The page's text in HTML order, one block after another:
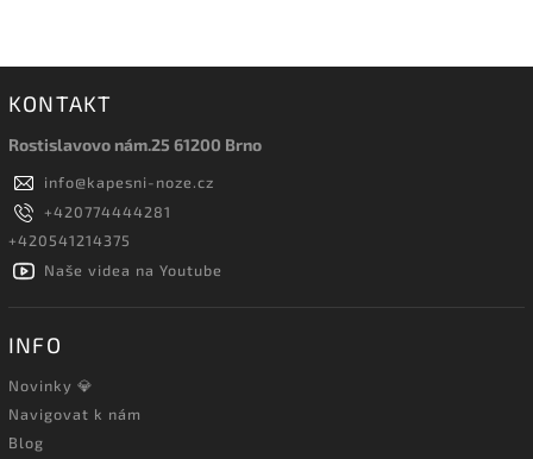
KONTAKT
Rostislavovo nám.25 61200 Brno
info@kapesni-noze.cz
+420774444281
+420541214375
Naše videa na Youtube
INFO
Novinky 💎
Navigovat k nám
Blog